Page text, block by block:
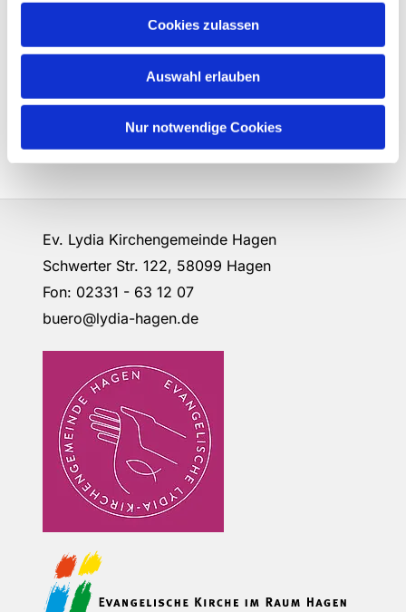
Cookies zulassen
Auswahl erlauben
Nur notwendige Cookies
Ev. Lydia Kirchengemeinde Hagen
Schwerter Str. 122, 58099 Hagen
Fon: 02331 - 63 12 07
buero@lydia-hagen.de